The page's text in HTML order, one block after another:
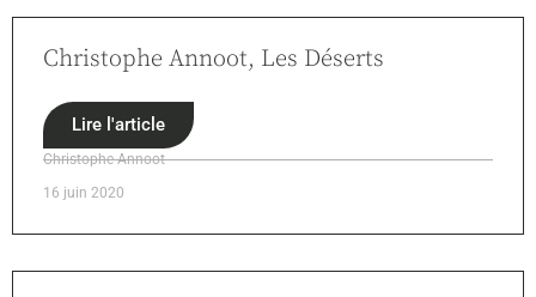
Christophe Annoot, Les Déserts
Lire l'article
Christophe Annoot
16 juin 2020